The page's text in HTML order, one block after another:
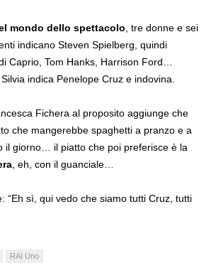
mondo dello spettacolo , tre donne e sei
indicano Steven Spielberg, quindi
Caprio, Tom Hanks, Harrison Ford…
indica Penelope Cruz e indovina.
Fichera al proposito aggiunge che
che mangerebbe spaghetti a pranzo e a
giorno… il piatto che poi preferisce è la
, eh, con il guanciale…
“Eh sì, qui vedo che siamo tutti Cruz, tutti
RAI Uno